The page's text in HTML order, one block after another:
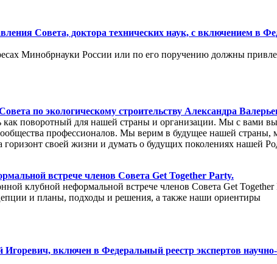
Совета, доктора технических наук, с включением в
Минобрнауки России или по его поручению должны
по экологическому строительству Александра
поворотный для нашей страны и организации. Мы с вами
профессионалов. Мы верим в будущее нашей
горизонт своей жизни и думать о будущих поколениях нашей
встрече членов Совета Get Together Party.
клубной неформальной встрече членов Совета Get
и планы, подходы и решения, а также наши ориентиры
Игоревич, включен в Федеральный реестр экспертов